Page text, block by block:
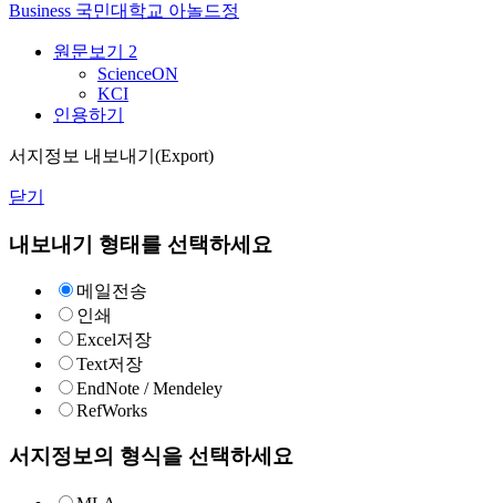
Business 국민대학교 아놀드정
원문보기 2
ScienceON
KCI
인용하기
서지정보 내보내기(Export)
닫기
내보내기 형태를 선택하세요
메일전송
인쇄
Excel저장
Text저장
EndNote / Mendeley
RefWorks
서지정보의 형식을 선택하세요